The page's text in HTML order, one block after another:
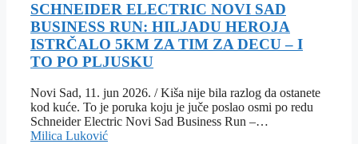
SCHNEIDER ELECTRIC NOVI SAD
BUSINESS RUN: HILJADU HEROJA
ISTRČALO 5KM ZA TIM ZA DECU – I
TO PO PLJUSKU
Novi Sad, 11. jun 2026. / Kiša nije bila razlog da ostanete
kod kuće. To je poruka koju je juče poslao osmi po redu
Schneider Electric Novi Sad Business Run –…
Milica Luković